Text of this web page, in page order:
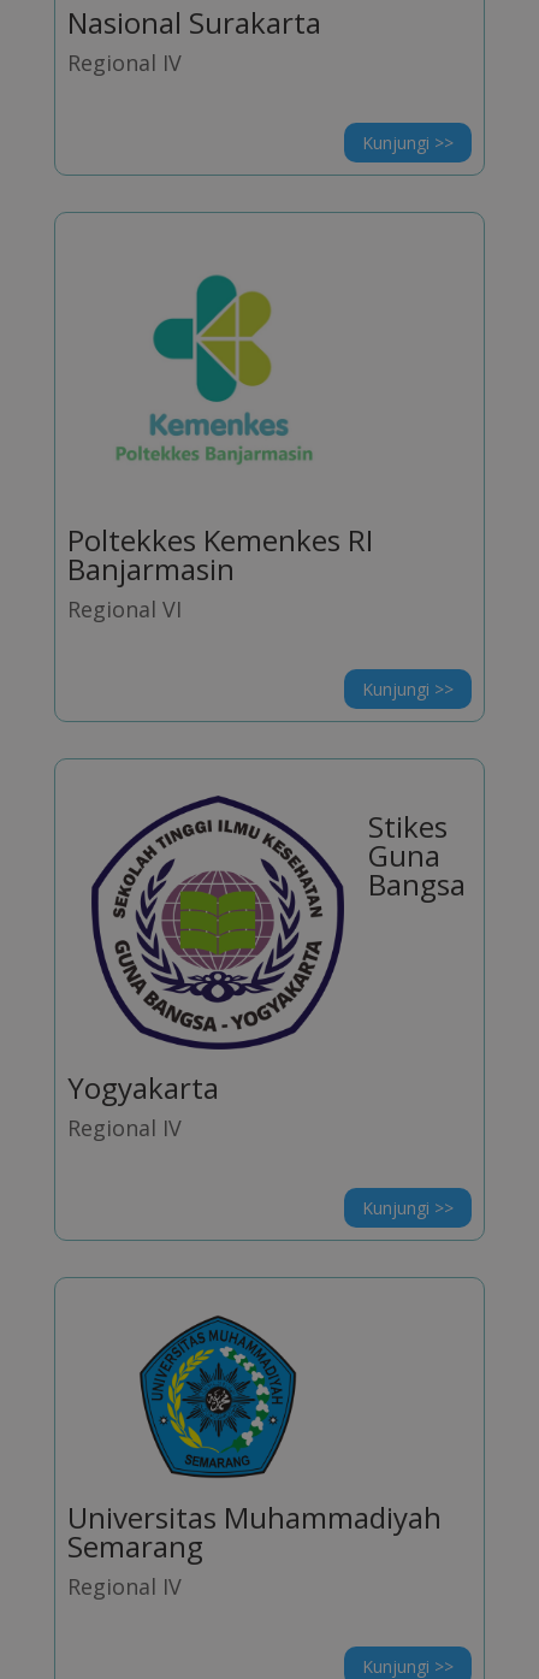
Nasional Surakarta
Regional IV
Kunjungi >>
Poltekkes Kemenkes RI
Banjarmasin
Regional VI
Kunjungi >>
Stikes
Guna
Bangsa
Yogyakarta
Regional IV
Kunjungi >>
Universitas Muhammadiyah
Semarang
Regional IV
Kunjungi >>